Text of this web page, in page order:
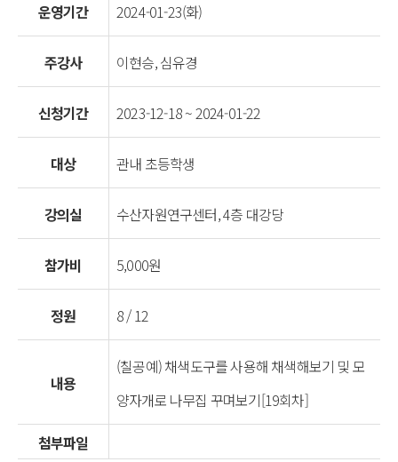
운영기간 2024-01-23(화)
주강사 이현승, 심유경
신청기간 2023-12-18 ~ 2024-01-22
대상 관내 초등학생
강의실 수산자원연구센터, 4층 대강당
참가비 5,000원
정원 8 / 12
내용
(칠공예) 채색도구를 사용해 채색해보기 및 모
양자개로 나무집 꾸며보기[19회차]
첨부파일